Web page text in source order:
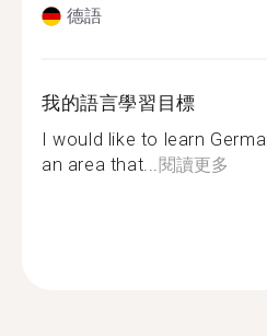
德語
我的語言學習目標
I would like to learn
an area that...閱讀更多